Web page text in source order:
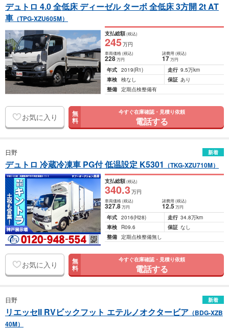
デュトロ 4.0 全低床 ディーゼル ターボ 全低床 3方開 2t AT
車 （TPG-XZU605M）
支払総額(税込)
245万円
車両価格(税込)
228万円
諸費用 (税込)
17 万円
年式 2019(R1) 走行 9.5万km
車検 検なし 保証 あり
整備 定期点検整備有
お気に入り 無
料
今すぐ在庫確認・見積り依頼
電話する
日野 新着
デュトロ 冷蔵冷凍車 PG付 低温設定 K5301 （TKG-XZU710M）
支払総額(税込)
340.3万円
車両価格(税込)
327.8万円
諸費用 (税込)
12.5 万円
年式 2016(H28) 走行 34.8万km
車検
R09.6 保証 なし
整備 定期点検整備無し
お気に入り 無
料
今すぐ在庫確認・見積り依頼
電話する
日野 新着
リエッセII RVビックフット エテルノオクタービア （BDG-XZB
40M）